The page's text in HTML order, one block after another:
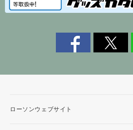
ローソンウェブサイト